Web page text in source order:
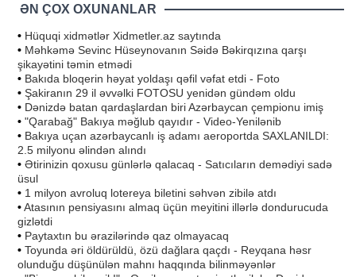
ƏN ÇOX OXUNANLAR
• Hüquqi xidmətlər Xidmetler.az saytında
• Məhkəmə Sevinc Hüseynovanın Səidə Bəkirqızına qarşı
şikayətini təmin etmədi
• Bakıda bloqerin həyat yoldaşı qəfil vəfat etdi - Foto
• Şakiranın 29 il əvvəlki FOTOSU yenidən gündəm oldu
• Dənizdə batan qardaşlardan biri Azərbaycan çempionu imiş
• "Qarabağ" Bakıya məğlub qayıdır - Video-Yenilənib
• Bakıya uçan azərbaycanlı iş adamı aeroportda SAXLANILDI:
2.5 milyonu əlindən alındı
• Ətirinizin qoxusu günlərlə qalacaq - Satıcıların demədiyi sadə
üsul
• 1 milyon avroluq lotereya biletini səhvən zibilə atdı
•Atasının pensiyasını almaq üçün meyitini illərlə dondurucuda
gizlətdi
• Paytaxtın bu ərazilərində qaz olmayacaq
• Toyunda əri öldürüldü, özü dağlara qaçdı - Reyqana həsr
olunduğu düşünülən mahnı haqqında bilinməyənlər